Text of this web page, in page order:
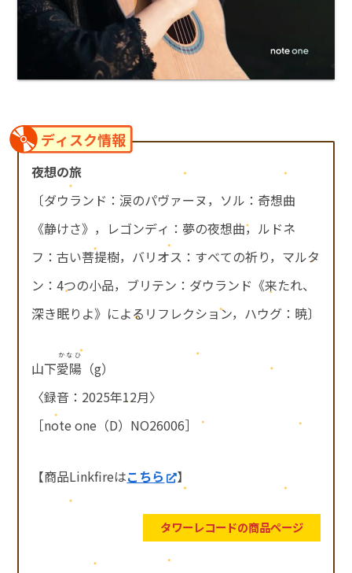
ディスク情報
夜想の旅
〔ダウランド：涙のパヴァーヌ，ソル：奇想曲
《静けさ》，レゴンディ：夢の夜想曲，ルドネ
フ：古い菩提樹，バリオス：すべての祈り，マルタ
ン：4つの小品，ブリテン：ダウランド《来たれ、
深き眠りよ》によるリフレクション，ハウグ：暁〕
山下愛陽
かなひ
（g）
〈録音：2025年12月〉
［note one（D）NO26006］
【商品Linkfireはこちら 】
タワーレコードの商品ページ